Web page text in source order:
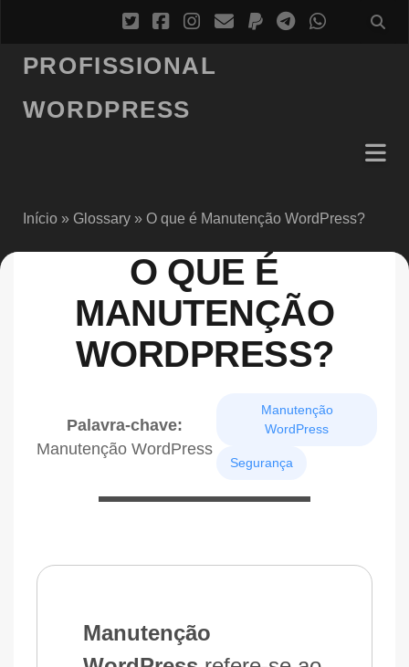
PROFISSIONAL
WORDPRESS
Início» Glossary» O que é Manutenção WordPress?
O QUE É
MANUTENÇÃO
WORDPRESS?
Palavra-chave:
Manutenção WordPress
Manutenção
WordPress
Segurança
Manutenção